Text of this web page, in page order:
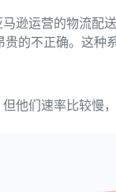
逊运营的物流配
的不正确。这种
他们速率比较慢